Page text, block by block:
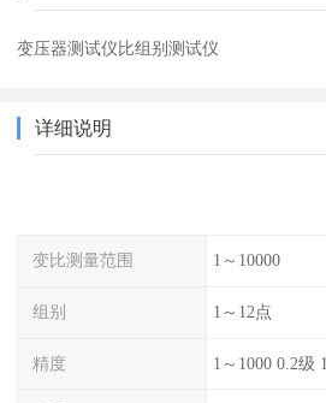
变压器测试仪比组别测试仪
详细说明
变比测量范围 1～10000
组别 1～12点
精度 1～1000 0.2级